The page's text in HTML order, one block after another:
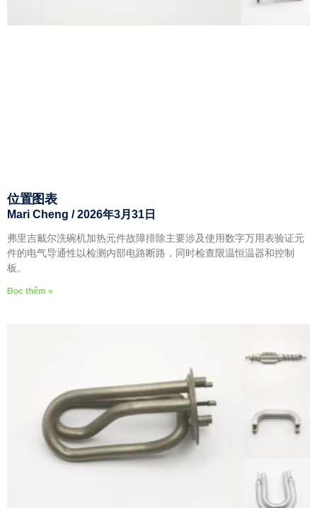
位置图表
Mari Cheng 2026年3月31日
弗里吉戴尔洗碗机加热元件故障排除主要涉及使用数字万用表验证元
件的电气导通性以检测内部电路断路，同时检查限温恒温器和控制
板。
Đọc thêm »